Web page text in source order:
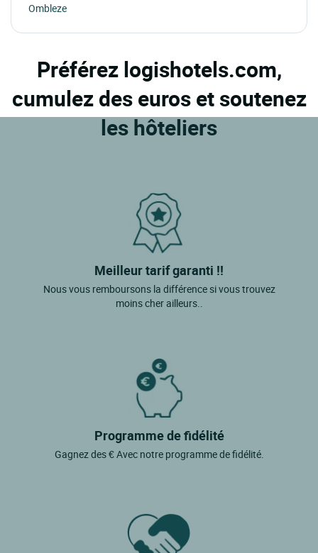
Ombleze
Préférez logishotels.com,
cumulez des euros et soutenez
les hôteliers
Meilleur tarif garanti !!
Nous vous remboursons la différence si vous trouvez
moins cher ailleurs..
Programme de fidélité
Gagnez des € Avec notre programme de fidélité.